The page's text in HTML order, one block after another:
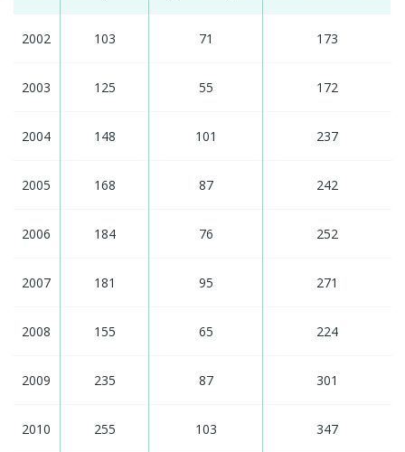
2002 103 71 173
2003 125 55 172
2004 148 101 237
2005 168 87 242
2006 184 76 252
2007 181 95 271
2008 155 65 224
2009 235 87 301
2010 255 103 347